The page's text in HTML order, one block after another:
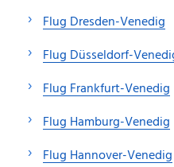
Flug Dresden-Venedig
Flug Düsseldorf-
Flug Frankfurt-Venedig
Flug Hamburg-Venedig
Flug Hannover-Venedig